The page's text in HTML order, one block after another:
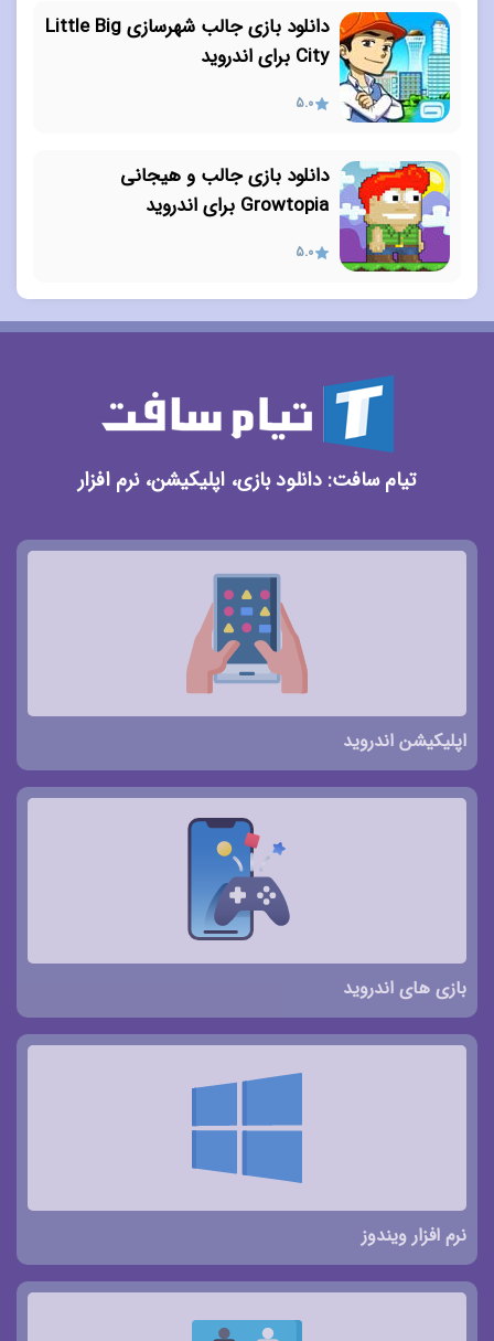
دانلود بازی جالب شهرسازی Little Big
City برای اندروید
5.0
دانلود بازی جالب و هیجانی
Growtopia برای اندروید
5.0
تیام سافت: دانلود بازی، اپلیکیشن، نرم افزار
اپلیکیشن اندروید
بازی های اندروید
نرم افزار ویندوز